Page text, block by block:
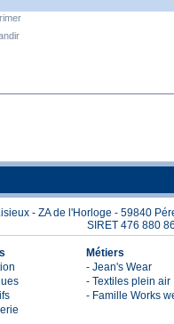
- ZA de l'Horloge - 59840
SIRET 476 880
Métiers
- Jean's Wear
- Textiles plein air
- Famille Works